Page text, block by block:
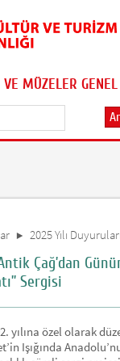
MÜZELER
2025 Yılı Duyuruları
Çağ’dan
Sergisi
yılına özel olarak
Işığında